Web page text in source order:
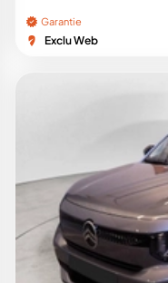
Garantie
Exclu Web